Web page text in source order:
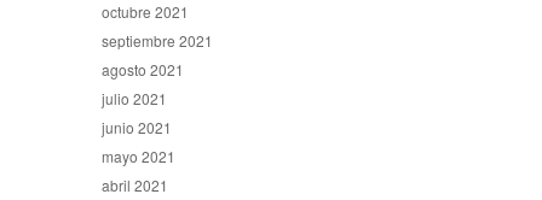
octubre 2021
septiembre 2021
agosto 2021
julio 2021
junio 2021
mayo 2021
abril 2021